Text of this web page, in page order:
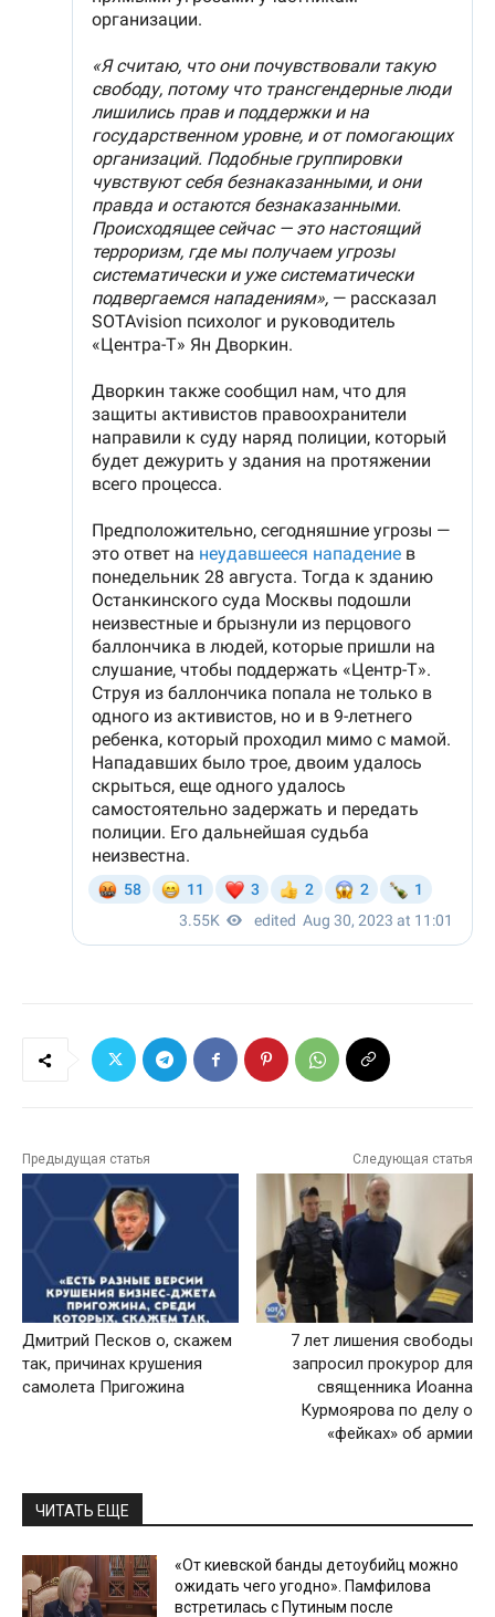
Предыдущая статья
Дмитрий Песков о, скажем
так, причинах крушения
самолета Пригожина
Следующая статья
7 лет лишения свободы
запросил прокурор для
священника Иоанна
Курмоярова по делу о
«фейках» об армии
ЧИТАТЬ ЕЩЕ
«От киевской банды детоубийц можно
ожидать чего угодно». Памфилова
встретилась с Путиным после